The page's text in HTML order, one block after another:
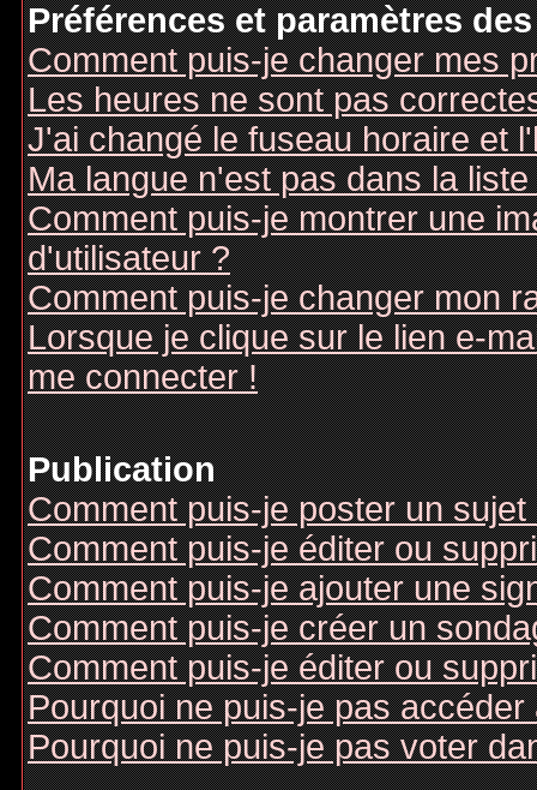
Préférences et paramètres
Comment puis-je changer mes
Les heures ne sont pas
J'ai changé le fuseau horaire et
Ma langue n'est pas dans la liste
Comment puis-je montrer une
d'utilisateur ?
Comment puis-je changer mon
Lorsque je clique sur le lien e-
me connecter !
Publication
Comment puis-je poster un
Comment puis-je éditer ou
Comment puis-je ajouter une
Comment puis-je créer un
Comment puis-je éditer ou
Pourquoi ne puis-je pas accéder
Pourquoi ne puis-je pas voter